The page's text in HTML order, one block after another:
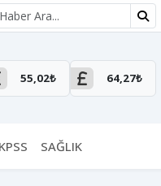
Site içi arama
55,02₺ 64,27₺
KPSS SAĞLIK